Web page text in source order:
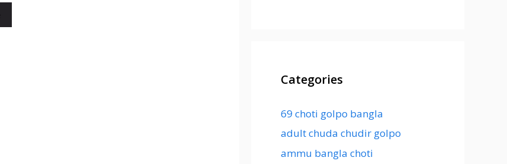
Categories
69 choti golpo bangla
adult chuda chudir golpo
ammu bangla choti